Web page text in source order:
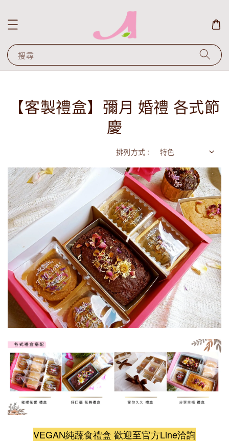
搜尋
【客製禮盒】彌月 婚禮 各式節
慶
排列方式 :
VEGAN純蔬食禮盒 歡迎至官方Line洽詢